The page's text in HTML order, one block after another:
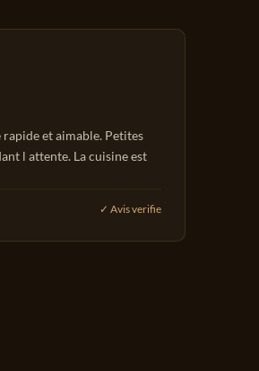
et aimable. Petites
l attente. La cuisine est
✓ Avis verifie